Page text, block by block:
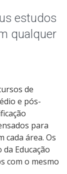
estudos
qualquer
de
e pós-
para
cada área. Os
Educação
com o mesmo